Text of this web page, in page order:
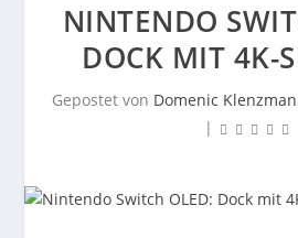
NINTENDO
DOCK MIT 4K-
Gepostet von Domenic
|